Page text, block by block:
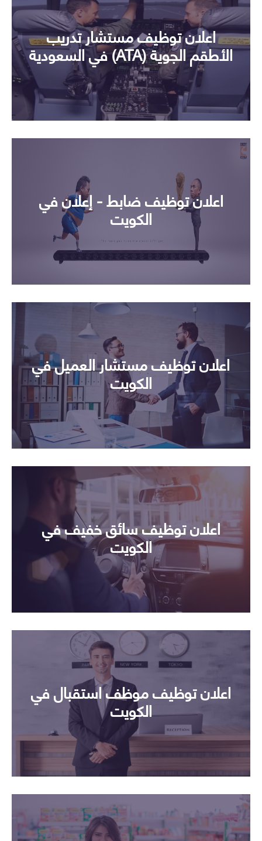
اعلان توظيف مستشار تدريب
الأطقم الجوية (ATA) في السعودية
اعلان توظيف ضابط - إعلان في
الكويت
اعلان توظيف مستشار العميل في
الكويت
اعلان توظيف سائق خفيف في
الكويت
اعلان توظيف موظف استقبال في
الكويت